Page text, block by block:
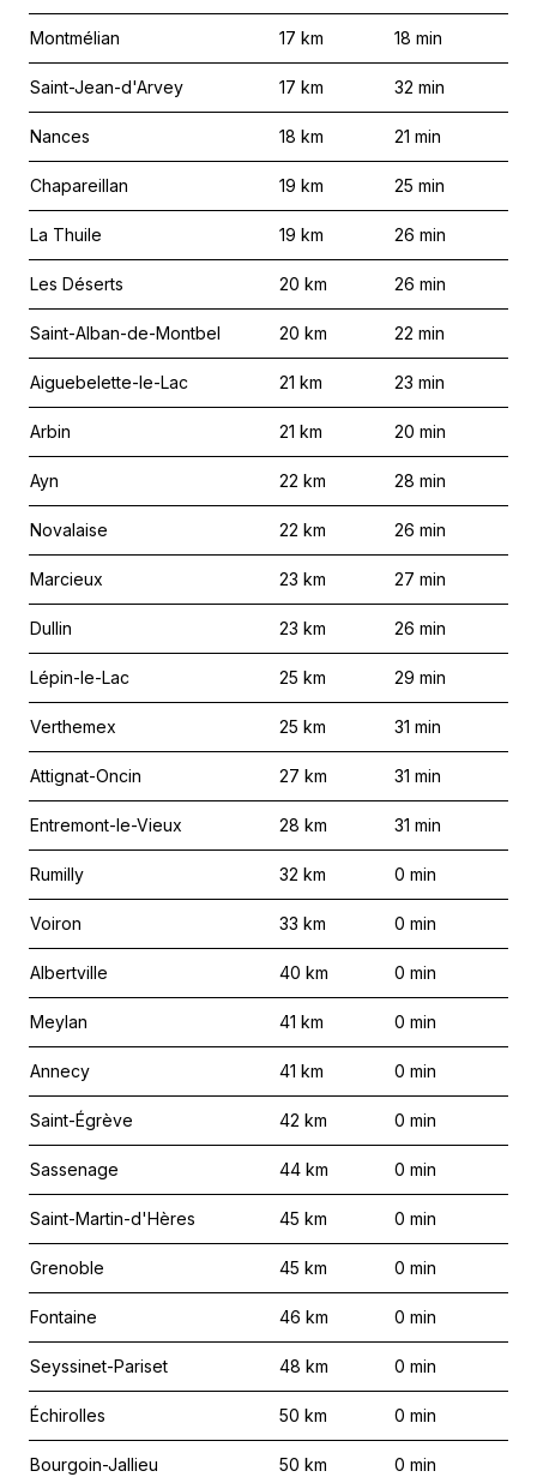
Montmélian 17 km 18 min
Saint-Jean-d'Arvey 17 km 32 min
Nances 18 km 21 min
Chapareillan 19 km 25 min
La Thuile 19 km 26 min
Les Déserts 20 km 26 min
Saint-Alban-de-Montbel 20 km 22 min
Aiguebelette-le-Lac 21 km 23 min
Arbin 21 km 20 min
Ayn 22 km 28 min
Novalaise 22 km 26 min
Marcieux 23 km 27 min
Dullin 23 km 26 min
Lépin-le-Lac 25 km 29 min
Verthemex 25 km 31 min
Attignat-Oncin 27 km 31 min
Entremont-le-Vieux 28 km 31 min
Rumilly 32 km 0 min
Voiron 33 km 0 min
Albertville 40 km 0 min
Meylan 41 km 0 min
Annecy 41 km 0 min
Saint-Égrève 42 km 0 min
Sassenage 44 km 0 min
Saint-Martin-d'Hères 45 km 0 min
Grenoble 45 km 0 min
Fontaine 46 km 0 min
Seyssinet-Pariset 48 km 0 min
Échirolles 50 km 0 min
Bourgoin-Jallieu 50 km 0 min